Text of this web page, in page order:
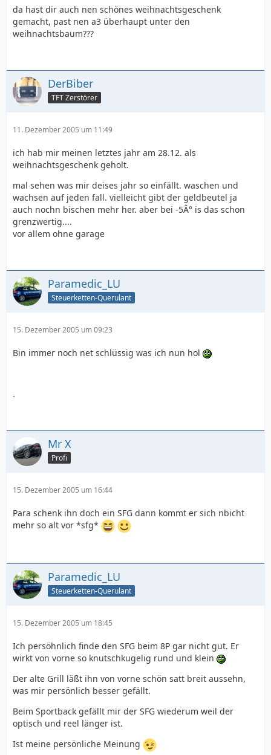
da hast dir auch nen schönes weihnachtsgeschenk
gemacht, past nen a3 überhaupt unter den
weihnachtsbaum???
DerBiber
TFT Zerstörer
11. Dezember 2005 um 11:49
ich hab mir meinen letztes jahr am 28.12. als
weihnachtsgeschenk geholt.
mal sehen was mir deises jahr so einfällt. waschen und
wachsen auf jeden fall. vielleicht gibt der geldbeutel ja
auch nochn bischen mehr her. aber bei -5Â° is das schon
grenzwertig....
vor allem ohne garage
Paramedic_LU
Steuerketten-Querulant
15. Dezember 2005 um 09:23
Bin immer noch net schlüssig was ich nun hol
.
Mr X
Profi
15. Dezember 2005 um 16:44
Para schenk ihn doch ein SFG dann kommt er sich nbicht
mehr so alt vor *sfg*
Paramedic_LU
Steuerketten-Querulant
15. Dezember 2005 um 18:45
Ich persöhnlich finde den SFG beim 8P gar nicht gut. Er
wirkt von vorne so knutschkugelig rund und klein
Der alte Grill läßt ihn von vorne schön satt breit aussehn,
was mir persönlich besser gefällt.
Beim Sportback gefällt mir der SFG wiederum weil der
optisch und reel länger ist.
Ist meine persönliche Meinung